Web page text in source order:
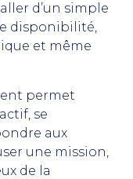
d’un simple
disponibilité,
et même
permet
se
aux
une mission,
de la